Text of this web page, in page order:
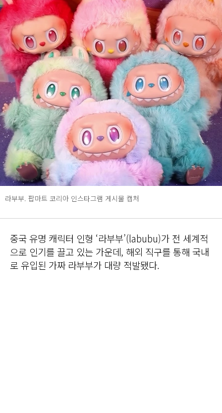
라부부. 팝마트 코리아 인스타그램 게시물 캡처
중국 유명 캐릭터 인형 ‘라부부’(labubu)가 전 세계적
으로 인기를 끌고 있는 가운데, 해외 직구를 통해 국내
로 유입된 가짜 라부부가 대량 적발됐다.